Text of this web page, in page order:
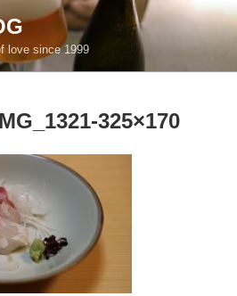
love since 1999
325×170